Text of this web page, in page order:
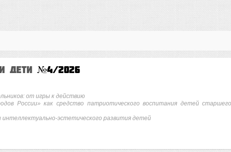
дети №4/2026
от игры к действию
России» как средство патриотического воспитания детей
интеллектуально-эстетического развития детей